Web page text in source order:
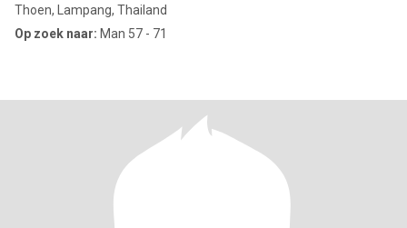
Thoen, Lampang, Thailand
Op zoek naar: Man 57 - 71